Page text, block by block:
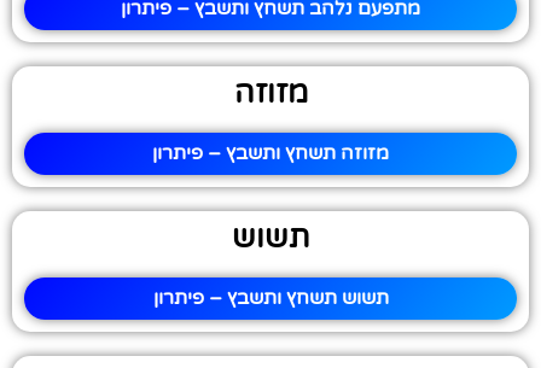
מתפעם נלהב תשחץ ותשבץ – פיתרון
מזוזה
מזוזה תשחץ ותשבץ – פיתרון
תשוש
תשוש תשחץ ותשבץ – פיתרון